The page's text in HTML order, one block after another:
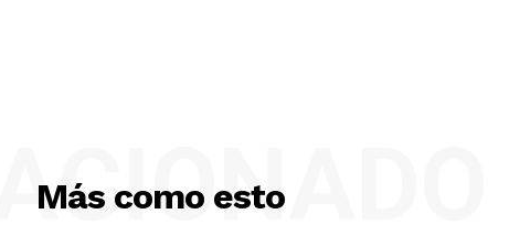
Más como esto